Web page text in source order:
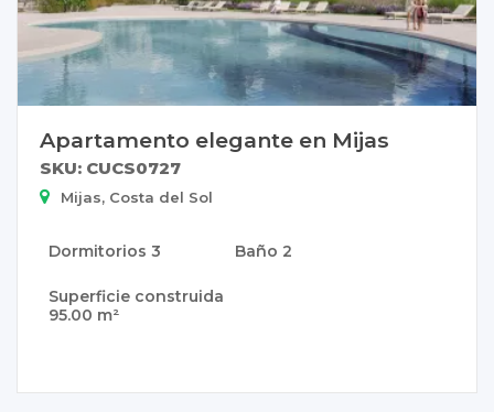
Apartamento elegante en Mijas
SKU: CUCS0727
Mijas, Costa del Sol
Dormitorios 3 Baño 2
Superficie construida
95.00 m²